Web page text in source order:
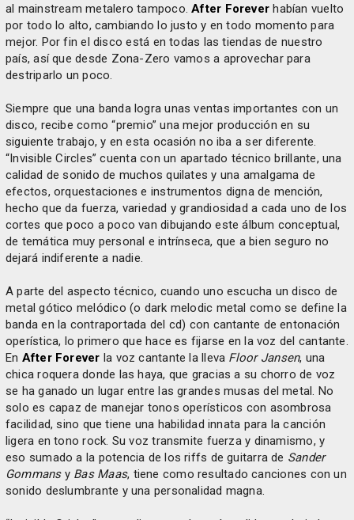
al mainstream metalero tampoco.After Forever habían vuelto
por todo lo alto, cambiando lo justo y en todo momento para
mejor. Por fin el disco está en todas las tiendas de nuestro
país, así que desde Zona-Zero vamos a aprovechar para
destriparlo un poco.
Siempre que una banda logra unas ventas importantes con un
disco, recibe como “premio” una mejor producción en su
siguiente trabajo, y en esta ocasión no iba a ser diferente.
“Invisible Circles” cuenta con un apartado técnico brillante, una
calidad de sonido de muchos quilates y una amalgama de
efectos, orquestaciones e instrumentos digna de mención,
hecho que da fuerza, variedad y grandiosidad a cada uno de los
cortes que poco a poco van dibujando este álbum conceptual,
de temática muy personal e intrínseca, que a bien seguro no
dejará indiferente a nadie.
A parte del aspecto técnico, cuando uno escucha un disco de
metal gótico melódico (o dark melodic metal como se define la
banda en la contraportada del cd) con cantante de entonación
operística, lo primero que hace es fijarse en la voz del cantante.
En After Forever la voz cantante la lleva Floor Jansen, una
chica roquera donde las haya, que gracias a su chorro de voz
se ha ganado un lugar entre las grandes musas del metal. No
solo es capaz de manejar tonos operísticos con asombrosa
facilidad, sino que tiene una habilidad innata para la canción
ligera en tono rock. Su voz transmite fuerza y dinamismo, y
eso sumado a la potencia de los riffs de guitarra de Sander
Gommansy Bas Maas, tiene como resultado canciones con un
sonido deslumbrante y una personalidad magna.